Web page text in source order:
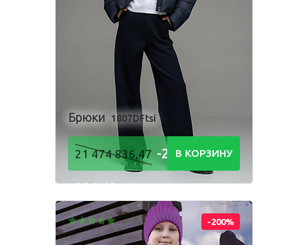
Посмотри, как
производится
наша одежда
Рубашка Сарафан
Фартук школьный
Для мальчиков
Брюки Комбинезон Костюм
Брюки 1807DFtsi
21 474 836,47 -21 474
836,48Р
В КОРЗИНУ
-200%